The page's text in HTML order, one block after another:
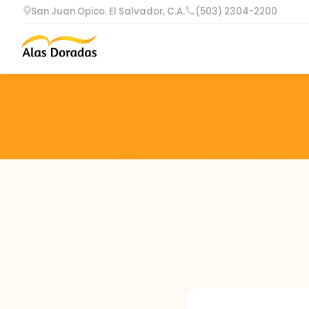
San Juan Opico. El Salvador, C.A. (503) 2304-2200